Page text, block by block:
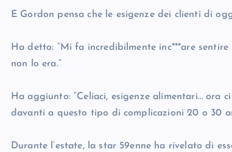
E Gordon pensa che le esigenze dei clienti di
Ha detto: “Mi fa incredibilmente inc***are
non lo era.”
Ha aggiunto: “Celiaci, esigenze alimentari… ora
davanti a questo tipo di complicazioni 20 o 30
Durante l’estate, la star 59enne ha rivelato di